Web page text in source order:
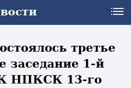
третье
заседание 1-й
НПКСК 13-го